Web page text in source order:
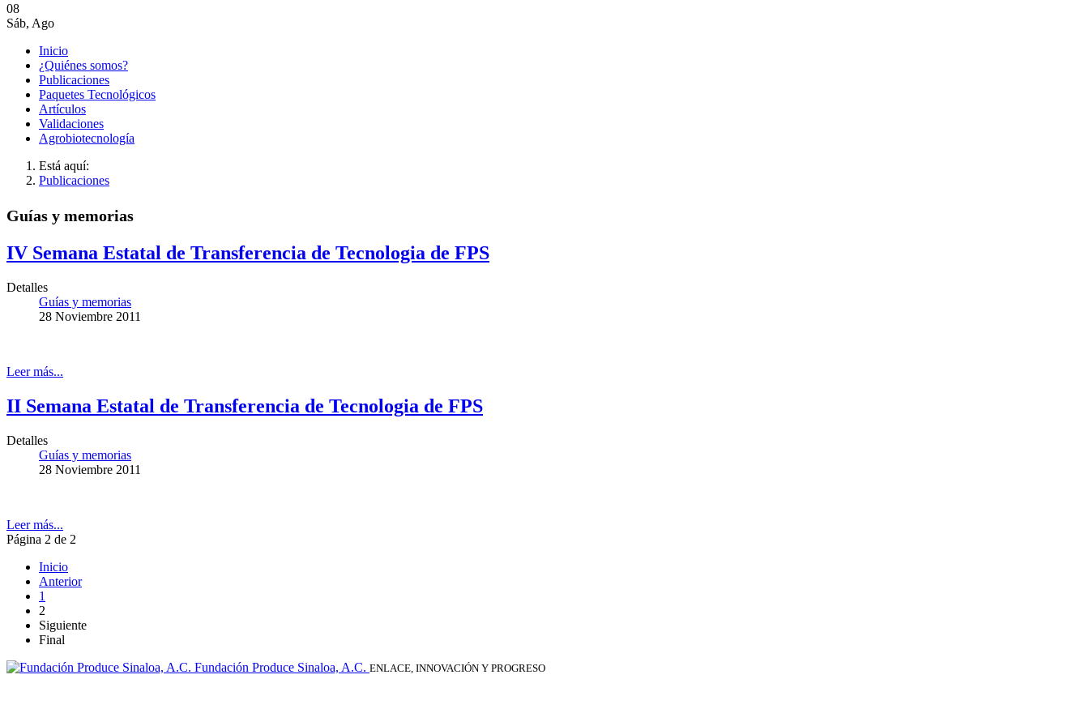
08
Sáb, Ago
Inicio
¿Quiénes somos?
Publicaciones
Paquetes Tecnológicos
Artículos
Validaciones
Agrobiotecnología
Está aquí:
Publicaciones
Guías y memorias
IV Semana Estatal de Transferencia de Tecnologia de FPS
Detalles
Guías y memorias
28 Noviembre 2011
Leer más...
II Semana Estatal de Transferencia de Tecnologia de FPS
Detalles
Guías y memorias
28 Noviembre 2011
Leer más...
Página 2 de 2
Inicio
Anterior
1
2
Siguiente
Final
Fundación Produce Sinaloa, A.C. ENLACE, INNOVACIÓN Y PROGRESO